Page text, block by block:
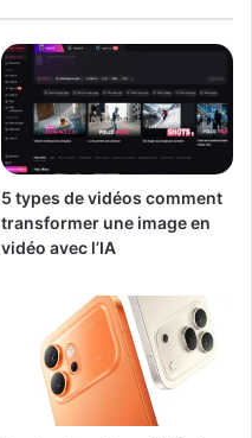
5 types de vidéos comment
transformer une image en
vidéo avec l’IA